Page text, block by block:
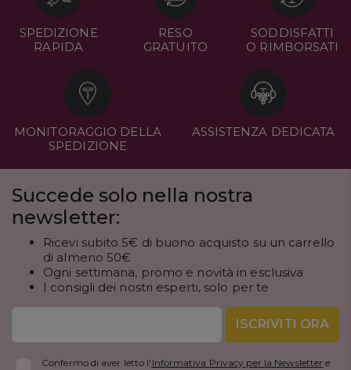
SPEDIZIONE
RAPIDA
RESO
GRATUITO
SODDISFATTI
O RIMBORSATI
MONITORAGGIO DELLA
SPEDIZIONE
ASSISTENZA DEDICATA
Succede solo nella nostra
newsletter:
Ricevi subito 5€ di buono acquisto su un carrello
di almeno 50€
Ogni settimana, promo e novità in esclusiva
I consigli dei nostri esperti, solo per te
ISCRIVITI ORA
Confermo di aver letto l' Informativa Privacy per la Newsletter e